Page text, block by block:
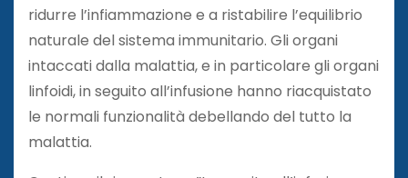
ridurre l’infiammazione e a ristabilire l’equilibrio
naturale del sistema immunitario. Gli organi
intaccati dalla malattia, e in particolare gli organi
linfoidi, in seguito all’infusione hanno riacquistato
le normali funzionalità debellando del tutto la
malattia.